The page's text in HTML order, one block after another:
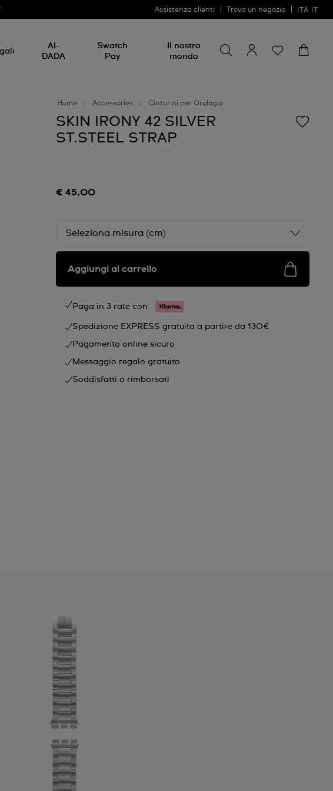
Assistenza clienti Trova un negozio ITA
AI-
DADA
Swatch
Pay
Il nostro
mondo
Home Accessories Cinturini per Orologio
SKIN IRONY 42 SILVER
ST.STEEL STRAP
€ 45,00
Seleziona misura (cm)
Aggiungi al carrello
Paga in 3 rate con
Spedizione EXPRESS gratuita a partire da 130€
Pagamento online sicuro
Messaggio regalo gratuito
Soddisfatti o rimborsati